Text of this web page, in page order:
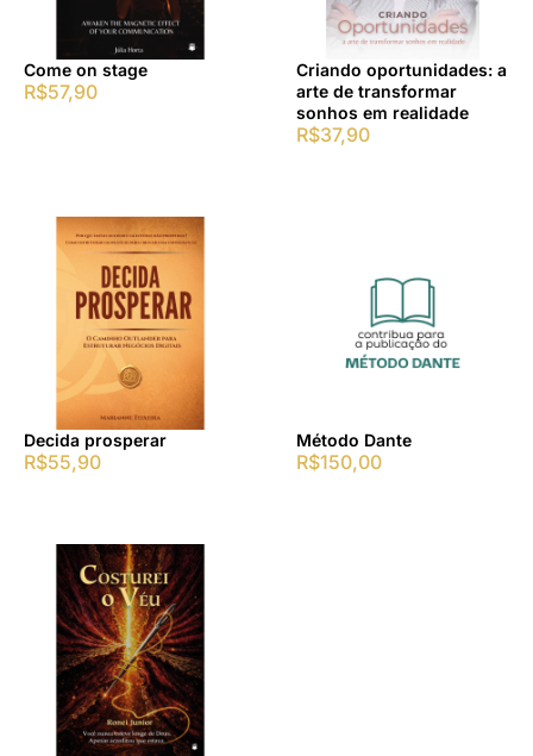
Come on stage
R$57,90
Criando oportunidades: a
arte de transformar
sonhos em realidade
R$37,90
Decida prosperar
R$55,90
Método Dante
R$150,00